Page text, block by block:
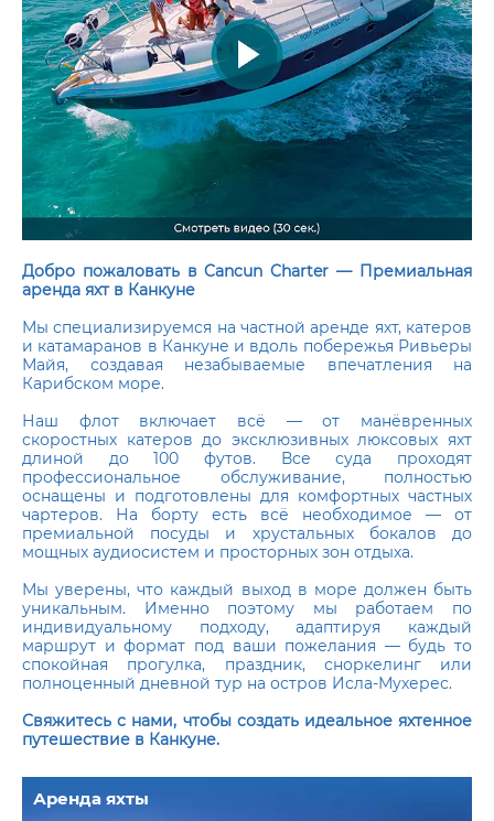
Добро пожаловать в Cancun Charter — Премиальная
аренда яхт в Канкуне
Мы специализируемся на частной аренде яхт, катеров
и катамаранов в Канкуне и вдоль побережья Ривьеры
Майя, создавая незабываемые впечатления на
Карибском море.
Наш флот включает всё — от манёвренных
скоростных катеров до эксклюзивных люксовых яхт
длиной до 100 футов. Все суда проходят
профессиональное обслуживание, полностью
оснащены и подготовлены для комфортных частных
чартеров. На борту есть всё необходимое — от
премиальной посуды и хрустальных бокалов до
мощных аудиосистем и просторных зон отдыха.
Мы уверены, что каждый выход в море должен быть
уникальным. Именно поэтому мы работаем по
индивидуальному подходу, адаптируя каждый
маршрут и формат под ваши пожелания — будь то
спокойная прогулка, праздник, сноркелинг или
полноценный дневной тур на остров Исла-Мухерес.
Свяжитесь с нами, чтобы создать идеальное яхтенное
путешествие в Канкуне.
Аренда яхты